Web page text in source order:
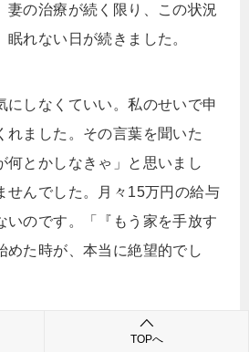
妻の治療が続く限り、この状況
れない日が続きました。
にしなくていい。私のせいで申
れました。その言葉を聞いた
何とかしなきゃ」と思いまし
せんでした。月々15万円の給与
いのです。「『もう家を手放す
めた時が、本当に絶望的でし
サービスを検索して、支援型ク
TOPへ